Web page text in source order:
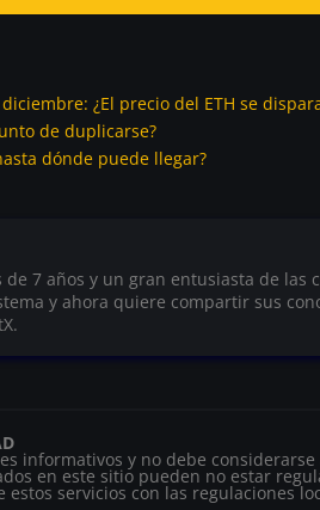
¿El precio del ETH se
de duplicarse?
dónde puede llegar?
7 años y un gran entusiasta de las
y ahora quiere compartir sus
informativos y no debe
en este sitio pueden no estar
servicios con las regulaciones